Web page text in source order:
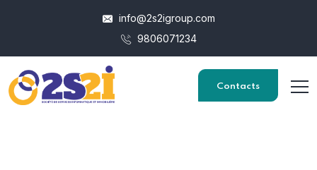
info@2s2igroup.com
9806071234
Contacts